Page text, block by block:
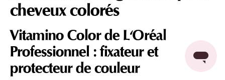
cheveux colorés
Vitamino Color de L'Oréal
Professionnel : fixateur et
protecteur de couleur